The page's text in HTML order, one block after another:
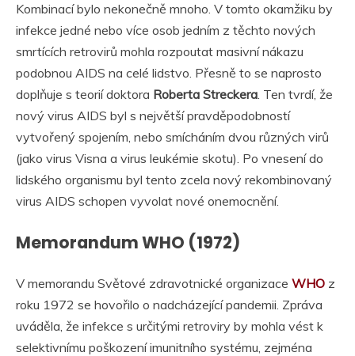
Kombinací bylo nekonečně mnoho. V tomto okamžiku by
infekce jedné nebo více osob jedním z těchto nových
smrtících retrovirů mohla rozpoutat masivní nákazu
podobnou AIDS na celé lidstvo. Přesně to se naprosto
doplňuje s teorií doktora Roberta Streckera. Ten tvrdí, že
nový virus AIDS byl s největší pravděpodobností
vytvořený spojením, nebo smícháním dvou různých virů
(jako virus Visna a virus leukémie skotu). Po vnesení do
lidského organismu byl tento zcela nový rekombinovaný
virus AIDS schopen vyvolat nové onemocnění.
Memorandum WHO (1972)
V memorandu Světové zdravotnické organizace WHO z
roku 1972 se hovořilo o nadcházející pandemii. Zpráva
uváděla, že infekce s určitými retroviry by mohla vést k
selektivnímu poškození imunitního systému, zejména